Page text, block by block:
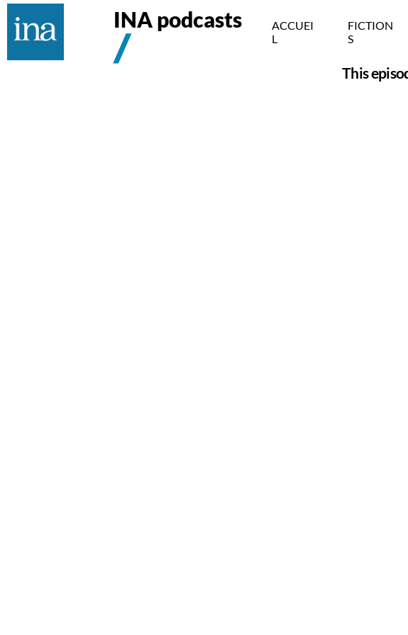
INA podcasts
ACCUEI
L
FICTION
S
This